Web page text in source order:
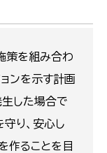
策を組み合わ
ンを示す計画
生した場合で
り、安心し
作ることを目